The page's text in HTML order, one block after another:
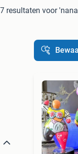
resultaten voor